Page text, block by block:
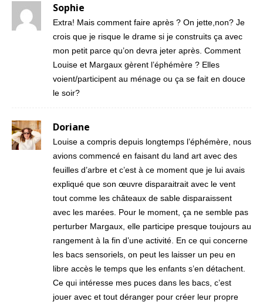
Sophie
Extra! Mais comment faire après ? On jette,non? Je
crois que je risque le drame si je construits ça avec
mon petit parce qu’on devra jeter après. Comment
Louise et Margaux gèrent l’éphémère ? Elles
voient/participent au ménage ou ça se fait en douce
le soir?
Doriane
Louise a compris depuis longtemps l’éphémère, nous
avions commencé en faisant du land art avec des
feuilles d’arbre et c’est à ce moment que je lui avais
expliqué que son œuvre disparaitrait avec le vent
tout comme les châteaux de sable disparaissent
avec les marées. Pour le moment, ça ne semble pas
perturber Margaux, elle participe presque toujours au
rangement à la fin d’une activité. En ce qui concerne
les bacs sensoriels, on peut les laisser un peu en
libre accès le temps que les enfants s’en détachent.
Ce qui intéresse mes puces dans les bacs, c’est
jouer avec et tout déranger pour créer leur propre